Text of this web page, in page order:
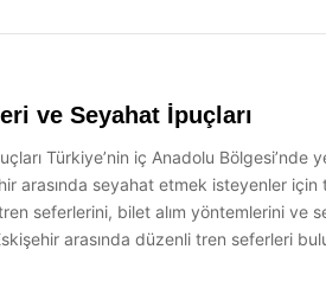
ve Seyahat İpuçları
Türkiye’nin iç Anadolu
arasında seyahat etmek isteyenler
seferlerini, bilet alım yöntemlerini ve
arasında düzenli tren seferleri